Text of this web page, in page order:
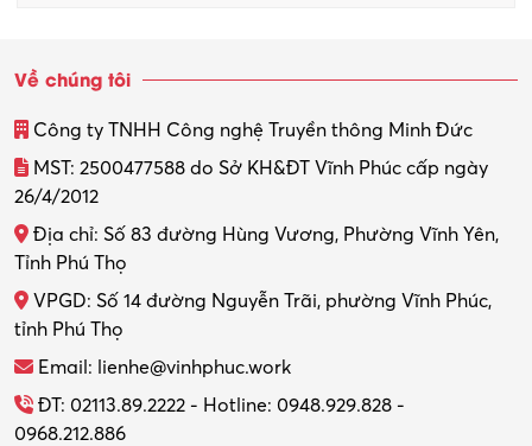
Về chúng tôi
Công ty TNHH Công nghệ Truyền thông Minh Đức
MST: 2500477588 do Sở KH&ĐT Vĩnh Phúc cấp ngày
26/4/2012
Địa chỉ: Số 83 đường Hùng Vương, Phường Vĩnh Yên,
Tỉnh Phú Thọ
VPGD: Số 14 đường Nguyễn Trãi, phường Vĩnh Phúc,
tỉnh Phú Thọ
Email: lienhe@vinhphuc.work
ĐT: 02113.89.2222 - Hotline: 0948.929.828 -
0968.212.886